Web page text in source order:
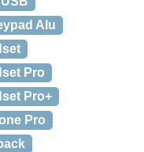
Alu
Pro
Pro+
Pro